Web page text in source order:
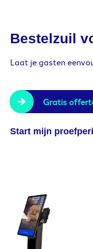
Bestelzuil
Laat je gasten
Gratis
Start mijn